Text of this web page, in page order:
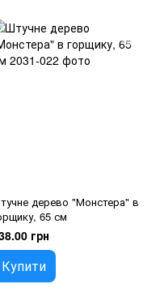
дерево "Монстера" в
65 см
грн
Купити